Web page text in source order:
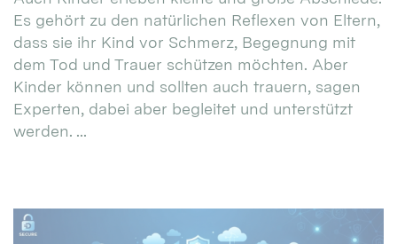
Es gehört zu den natürlichen Reflexen von Eltern,
dass sie ihr Kind vor Schmerz, Begegnung mit
dem Tod und Trauer schützen möchten. Aber
Kinder können und sollten auch trauern, sagen
Experten, dabei aber begleitet und unterstützt
werden. ...